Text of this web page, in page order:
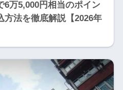
6万5,000円相当のポイン
方法を徹底解説【2026年